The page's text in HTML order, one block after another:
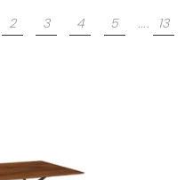
2 3 4 5 .... 13